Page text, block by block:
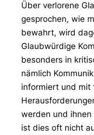
Über verlorene
gesprochen, wie
bewahrt, wird
Glaubwürdige
besonders in
nämlich
informiert und mit
werden und
ist dies oft nicht